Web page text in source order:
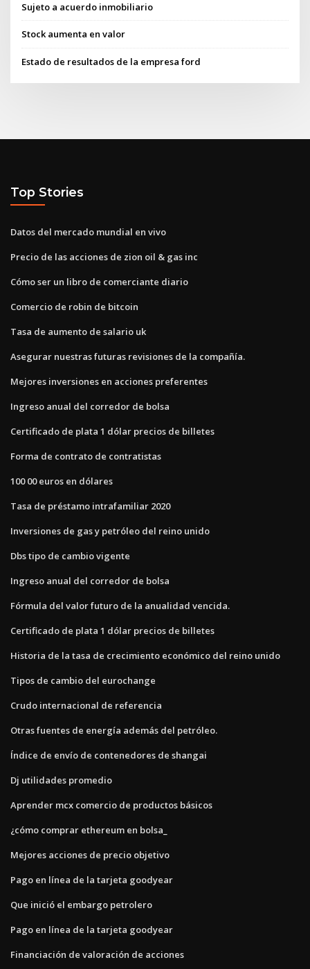
Sujeto a acuerdo inmobiliario
Stock aumenta en valor
Estado de resultados de la empresa ford
Top Stories
Datos del mercado mundial en vivo
Precio de las acciones de zion oil & gas inc
Cómo ser un libro de comerciante diario
Comercio de robin de bitcoin
Tasa de aumento de salario uk
Asegurar nuestras futuras revisiones de la compañía.
Mejores inversiones en acciones preferentes
Ingreso anual del corredor de bolsa
Certificado de plata 1 dólar precios de billetes
Forma de contrato de contratistas
100 00 euros en dólares
Tasa de préstamo intrafamiliar 2020
Inversiones de gas y petróleo del reino unido
Dbs tipo de cambio vigente
Ingreso anual del corredor de bolsa
Fórmula del valor futuro de la anualidad vencida.
Certificado de plata 1 dólar precios de billetes
Historia de la tasa de crecimiento económico del reino unido
Tipos de cambio del eurochange
Crudo internacional de referencia
Otras fuentes de energía además del petróleo.
Índice de envío de contenedores de shangai
Dj utilidades promedio
Aprender mcx comercio de productos básicos
¿cómo comprar ethereum en bolsa_
Mejores acciones de precio objetivo
Pago en línea de la tarjeta goodyear
Que inició el embargo petrolero
Pago en línea de la tarjeta goodyear
Financiación de valoración de acciones